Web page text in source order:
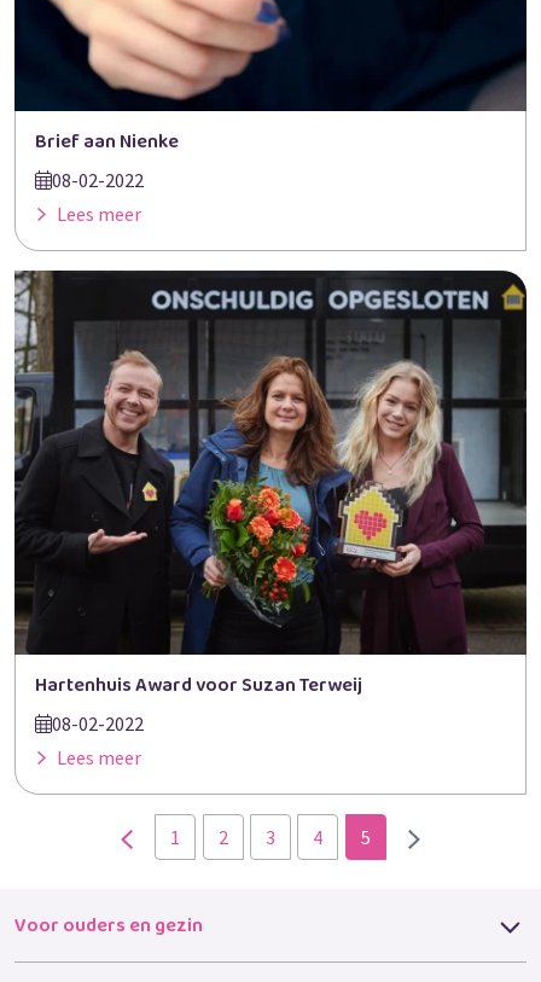
Brief aan Nienke
08-02-2022
Lees meer
Hartenhuis Award voor Suzan Terweij
08-02-2022
Lees meer
1 2 3 4 5
Voor ouders en gezin